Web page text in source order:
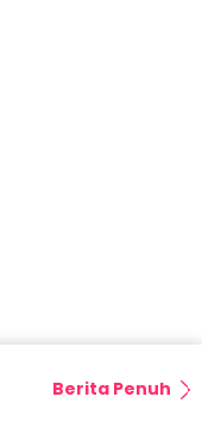
Berita Penuh